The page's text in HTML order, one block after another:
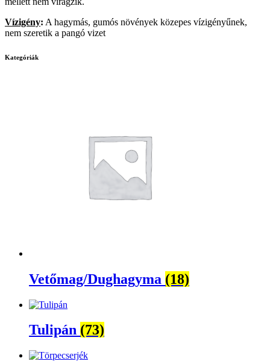
Vízigény: A hagymás, gumós növények közepes vízigényűnek,
nem szeretik a pangó vizet
Kategóriák
Vetőmag/Dughagyma (18)
Tulipán (73)